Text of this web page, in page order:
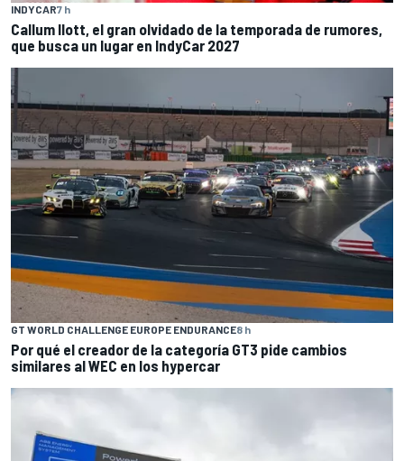
INDYCAR7 h
Callum Ilott, el gran olvidado de la temporada de rumores,
que busca un lugar en IndyCar 2027
GT WORLD CHALLENGE EUROPE ENDURANCE8 h
Por qué el creador de la categoría GT3 pide cambios
similares al WEC en los hypercar